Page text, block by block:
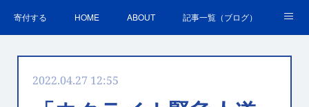
寄付する HOME ABOUT 記事一覧（ブログ）
ＳＤＧｓの取組 お問合せ
2022.04.27 12:55